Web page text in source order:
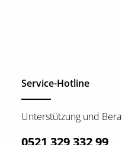
Service-Hotline
Unterstützung und
0521 329 332 99